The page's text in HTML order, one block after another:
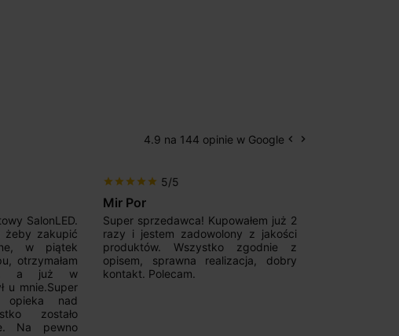
4.9 na 144 opinie w Google Poprzedni
keyboard_arrow_left Następny
keyboard_arrow_right
SalonLED.
żeby zakupić
w piątek
otrzymałam
a już w
u mnie.Super
opieka nad
zostało
Na pewno
star star star star star 5/5
Mir Por
Super sprzedawca! Kupowałem już 2
razy i jestem zadowolony z jakości
produktów. Wszystko zgodnie z
opisem, sprawna realizacja, dobry
kontakt. Polecam.